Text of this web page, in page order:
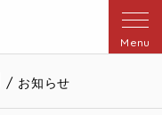
Menu
/ お知らせ